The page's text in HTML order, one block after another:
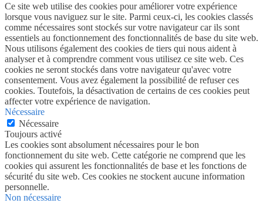
Ce site web utilise des cookies pour améliorer votre expérience
lorsque vous naviguez sur le site. Parmi ceux-ci, les cookies classés
comme nécessaires sont stockés sur votre navigateur car ils sont
essentiels au fonctionnement des fonctionnalités de base du site web.
Nous utilisons également des cookies de tiers qui nous aident à
analyser et à comprendre comment vous utilisez ce site web. Ces
cookies ne seront stockés dans votre navigateur qu'avec votre
consentement. Vous avez également la possibilité de refuser ces
cookies. Toutefois, la désactivation de certains de ces cookies peut
affecter votre expérience de navigation.
Nécessaire
Nécessaire
Toujours activé
Les cookies sont absolument nécessaires pour le bon
fonctionnement du site web. Cette catégorie ne comprend que les
cookies qui assurent les fonctionnalités de base et les fonctions de
sécurité du site web. Ces cookies ne stockent aucune information
personnelle.
Non nécessaire